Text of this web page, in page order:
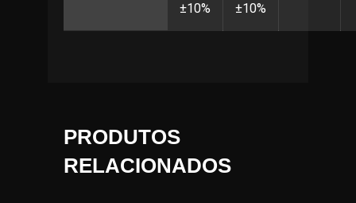
±10%
±10%
PRODUTOS
RELACIONADOS